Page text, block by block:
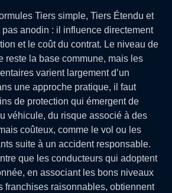
Tiers simple, Tiers Étendu et
pas anodin : il influence directement
et le coût du contrat. Le niveau de
reste la base commune, mais les
varient largement d’un
une approche pratique, il faut
de protection qui émergent de
véhicule, du risque associé à des
coûteux, comme le vol ou les
suite à un accident responsable.
que les conducteurs qui adoptent
en associant les bons niveaux
franchises raisonnables, obtiennent